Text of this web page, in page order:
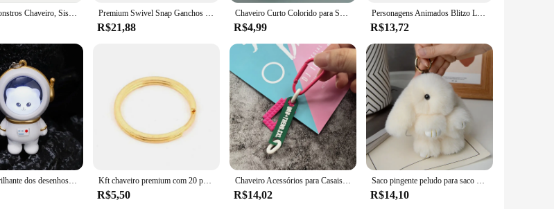
Acrílico Monstros Chaveiro, Sistema de Cor Escura, Adorável Premium Alta Qualidade, Moda À Prova D' Água Jóias, Hobby Collectibles Premium Swivel Snap Ganchos com Chaveiros, Cordão De Metal, Chaveiro Ganchos, Fechos De Lagosta, Artesanato De Jóias DIY, 32mm, 40Pcs
R$21,88
Chaveiro Curto Colorido para Sacos, Chaveiro Premium, Charme Key Tags, Caso Do Telefone Móvel, Cordão, Presente do Dia das Mães
R$4,99
Personagens Animados Blitzo Loona Chaveiro, Design Exclusivo, Joias Premium Fashion, Acessórios Criativos de Alta Qualidade, Hobbies
R$13,72
Chaveiro brilhante dos desenhos animados do astronauta, sensação Premium, linda luz luminosa, urso lindo, céu estrelado do gato kawaii, chaveiro astronauta, presente de aniversário Kft chaveiro premium com 20 peças, aro de metal, aço, amarelo, banhado a ouro, fivela
R$5,50
Chaveiro Acessórios para Casais, Cores Contrastantes Chaveiro para Sacos, Premium Car Chaveiro, Encantos Decorar, Metal Chaveiro, Presentes
R$14,02
Saco pingente peludo para saco premium da menina, Brinquedo de pelúcia coelho morto, boneca chave
R$14,10